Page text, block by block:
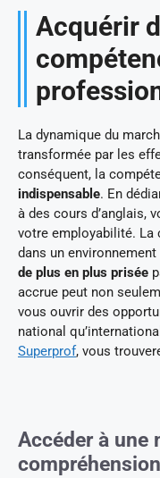
Acquérir
La dynamique du
transformée par les
conséquent, la
indispensable. En
à des cours d’anglais,
votre employabilité. La
dans un
de plus en plus prisée
accrue peut non
vous ouvrir des
national
Superprof, vous
Accéder à une